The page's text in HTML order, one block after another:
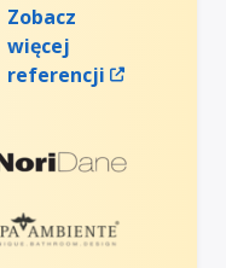
Zobacz
więcej
referencji